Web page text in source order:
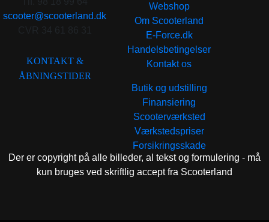
scooter@scooterland.dk
KONTAKT &
ÅBNINGSTIDER
Webshop
Om Scooterland
E-Force.dk
Handelsbetingelser
Kontakt os
Butik og udstilling
Finansiering
Scooterværksted
Værkstedspriser
Forsikringsskade
Der er copyright på alle billeder, al tekst og formulering - må
kun bruges ved skriftlig accept fra Scooterland